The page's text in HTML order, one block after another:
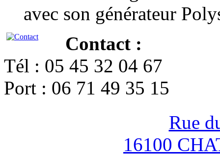
avec son générateur
Contact :
Tél : 05 45 32 04 67
Port : 06 71 49 35 15
Rue
16100